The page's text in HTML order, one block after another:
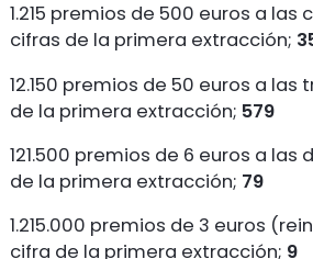
1.215 premios de 500 euros a las
cifras de la primera extracción;
12.150 premios de 50 euros a las
de la primera extracción; 579
121.500 premios de 6 euros a las
de la primera extracción; 79
1.215.000 premios de 3 euros
cifra de la primera extracción; 9